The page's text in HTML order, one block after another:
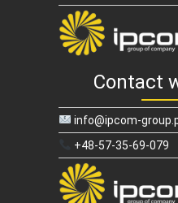
Contact
info@ipcom-
+48-57-35-69-079